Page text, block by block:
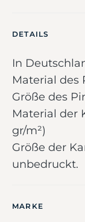
DETAILS
In
Material des
Größe des
Material der
gr/m²)
Größe der
unbedruckt.
MARKE